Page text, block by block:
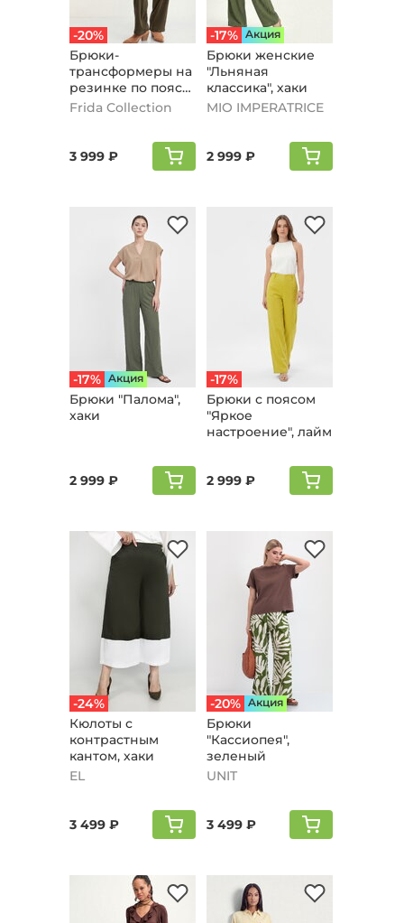
-20%
Брюки-
трансформеры на
резинке по поясу,
хаки
Frida Collection
3 999 ₽
-17% Aкция
Брюки женские
"Льняная
классика", хаки
MIO IMPERATRICE
2 999 ₽
-17% Aкция
Брюки "Палома",
хаки
2 999 ₽
-17%
Брюки с поясом
"Яркое
настроение", лайм
2 999 ₽
-24%
Кюлоты с
контрастным
кантом, хаки
EL
3 499 ₽
-20% Aкция
Брюки
"Кассиопея",
зеленый
UNIT
3 499 ₽